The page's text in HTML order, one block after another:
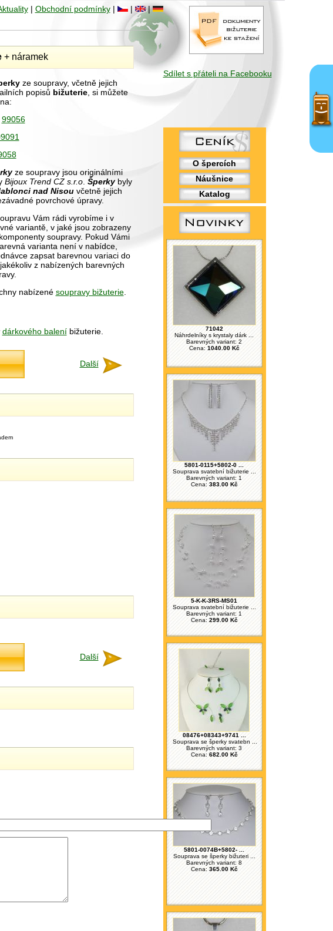
Sdílet s přáteli na Facebooku
O špercích
Náušnice
Katalog
71042
Náhrdelníky s krystaly dárk ...
Barevných variant: 2
Cena: 1040.00 Kč
5801-0115+5802-0 ...
Souprava svatební bižuterie ...
Barevných variant: 1
Cena: 383.00 Kč
5-K-K-3RS-MS01
Souprava svatební bižuterie ...
Barevných variant: 1
Cena: 299.00 Kč
08476+08343+9741 ...
Souprava se šperky svatebn ...
Barevných variant: 3
Cena: 682.00 Kč
5801-0074B+5802- ...
Souprava se šperky bižuteri ...
Barevných variant: 8
Cena: 365.00 Kč
| Obchodní podmínky| | |
+ náramek
ze soupravy, včetně jejich
popisů bižuterie, si můžete
99056
ze soupravy jsou originálními
Bijoux Trend CZ s.r.o. Šperky byly
nad Nisouvčetně jejich
povrchové úpravy.
Vám rádi vyrobíme i v
variantě, v jaké jsou zobrazeny
soupravy. Pokud Vámi
varianta není v nabídce,
zapsat barevnou variaci do
z nabízených barevných
nabízené soupravy bižuterie.
dárkového baleníbižuterie.
Další
Další